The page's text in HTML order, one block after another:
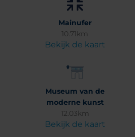
Mainufer
10.71km
Bekijk de kaart
Museum van de
moderne kunst
12.03km
Bekijk de kaart